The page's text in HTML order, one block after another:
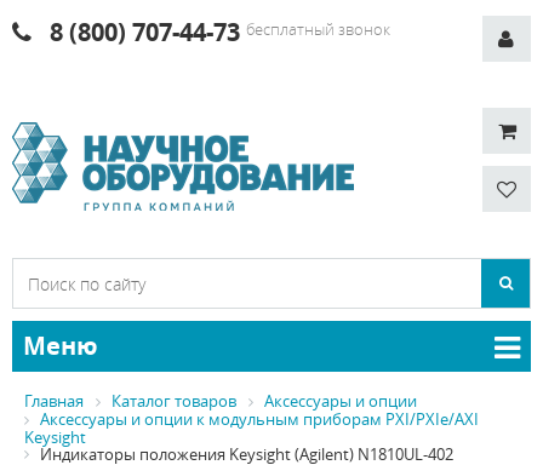
8 (800) 707-44-73 бесплатный звонок
Меню
Главная Каталог товаров
Аксессуары и опции
Аксессуары и опции к модульным приборам PXI/PXIe/AXI
Keysight
Индикаторы положения Keysight (Agilent) N1810UL-402